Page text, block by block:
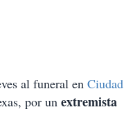
al funeral en Ciudad
por un extremista